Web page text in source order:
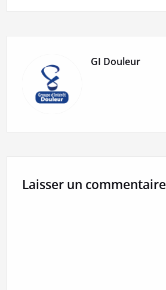
GI Douleur
Laisser un commentaire